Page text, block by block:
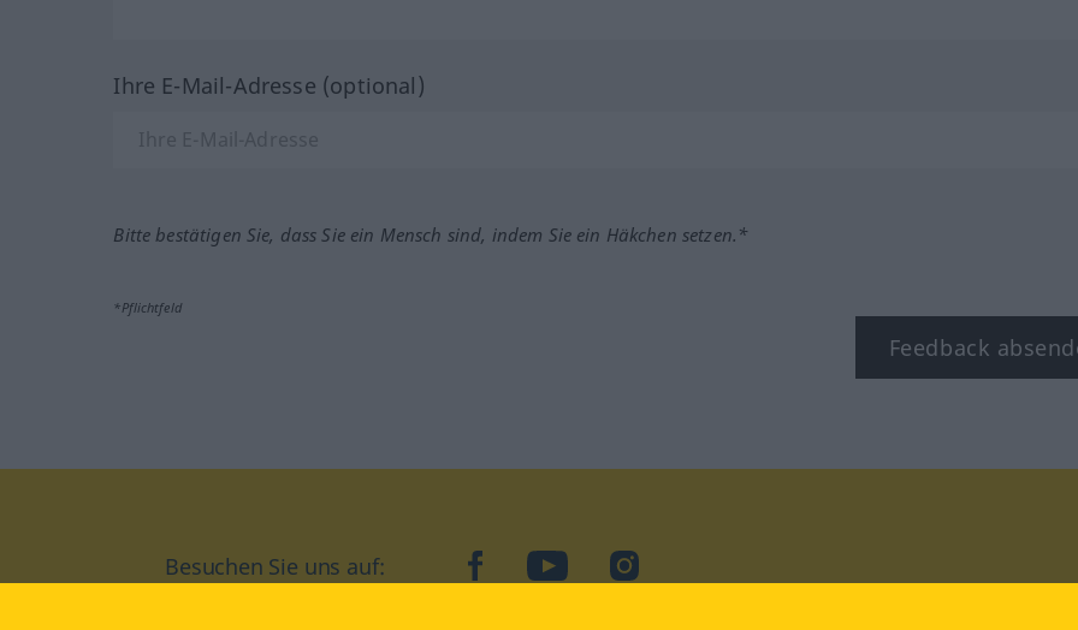
Ihre E-Mail-Adresse (optional)
Bitte bestätigen Sie, dass Sie ein Mensch sind, indem Sie ein Häkchen setzen.*
*Pflichtfeld
Feedback
Besuchen Sie uns auf: facebookYouTubeInstagram